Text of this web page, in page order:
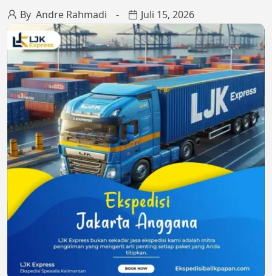
By Andre Rahmadi Juli 15, 2026